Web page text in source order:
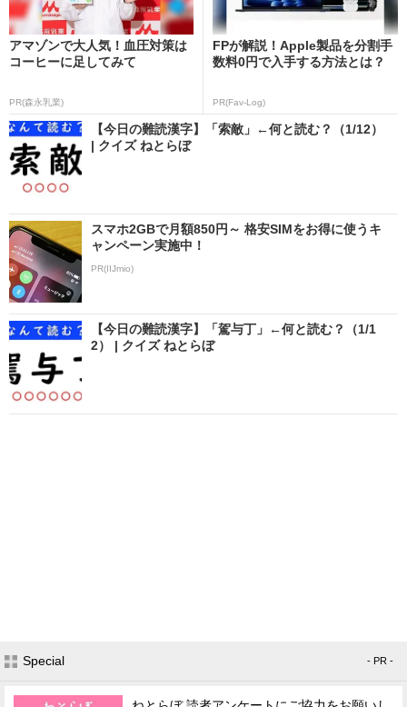
アマゾンで大人気！血圧対策は
コーヒーに足してみて
PR(森永乳業)
FPが解説！Apple製品を分割手
数料0円で入手する方法とは？
PR(Fav-Log)
【今日の難読漢字】「索敵」←何と読む？（1/12）
| クイズ ねとらぼ
スマホ2GBで月額850円～ 格安SIMをお得に使うキ
ャンペーン実施中！
PR(IIJmio)
【今日の難読漢字】「駕与丁」←何と読む？（1/1
2） | クイズ ねとらぼ
Special - PR -